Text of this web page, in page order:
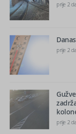
prije 2
prije 2
prije 2